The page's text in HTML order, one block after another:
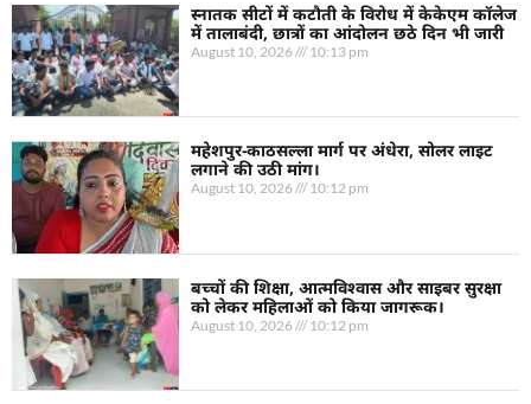
स्नातक सीटों में कटौती के विरोध में केकेएम कॉलेज
में तालाबंदी, छात्रों का आंदोलन छठे दिन भी जारी
August 10, 2026 10:13 pm
महेशपुर-काठसल्ला मार्ग पर अंधेरा, सोलर लाइट
लगाने की उठी मांग।
August 10, 2026 10:12 pm
बच्चों की शिक्षा, आत्मविश्वास और साइबर सुरक्षा
को लेकर महिलाओं को किया जागरूक।
August 10, 2026 10:12 pm